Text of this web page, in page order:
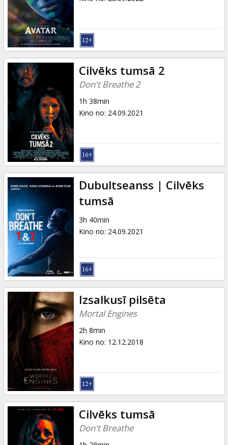
Cilvēks tumsā 2
Don't Breathe 2
1h 38min
Kino no: 24.09.2021
Dubultseanss | Cilvēks
tumsā
3h 40min
Kino no: 24.09.2021
Izsalkusī pilsēta
Mortal Engines
2h 8min
Kino no: 12.12.2018
Cilvēks tumsā
Don't Breathe